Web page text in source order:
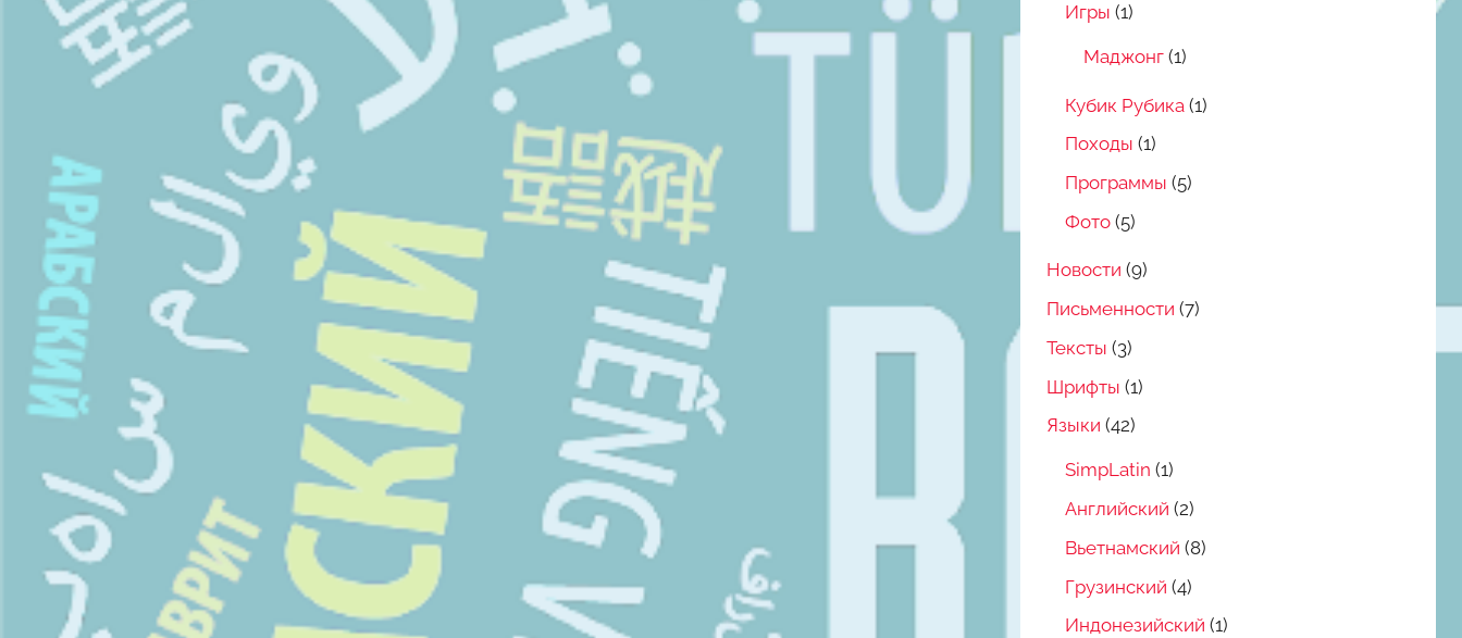
Игры (1)
Маджонг (1)
Кубик Рубика (1)
Походы (1)
Программы (5)
Фото (5)
Новости (9)
Письменности (7)
Тексты (3)
Шрифты (1)
Языки (42)
SimpLatin (1)
Английский (2)
Вьетнамский (8)
Грузинский (4)
Индонезийский (1)